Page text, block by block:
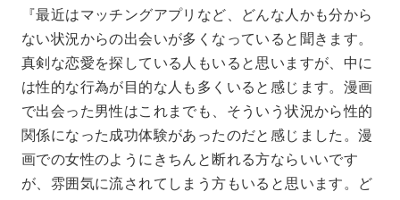
『最近はマッチングアプリなど、どんな人かも分から
ない状況からの出会いが多くなっていると聞きます。
真剣な恋愛を探している人もいると思いますが、中に
は性的な行為が目的な人も多くいると感じます。漫画
で出会った男性はこれまでも、そういう状況から性的
関係になった成功体験があったのだと感じました。漫
画での女性のようにきちんと断れる方ならいいです
が、雰囲気に流されてしまう方もいると思います。ど